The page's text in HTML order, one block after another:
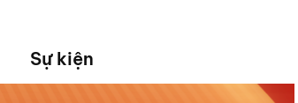
Sự kiện